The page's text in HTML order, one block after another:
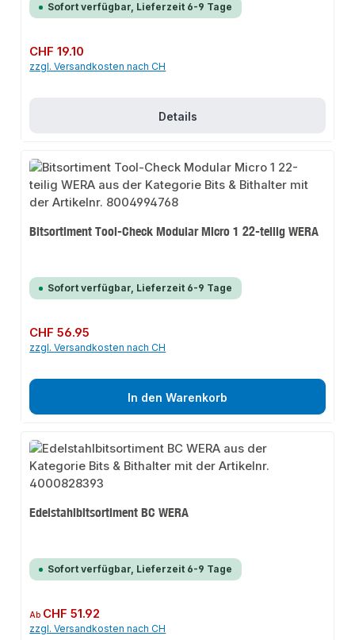
Sofort verfügbar, Lieferzeit 6-9 Tage
Regulärer Preis:
CHF 19.10
zzgl. Versandkosten nach CH
Details
Bitsortiment Tool-Check Modular Micro 1 22-teilig WERA
Sofort verfügbar, Lieferzeit 6-9 Tage
Regulärer Preis:
CHF 56.95
zzgl. Versandkosten nach CH
In den Warenkorb
Edelstahlbitsortiment BC WERA
Sofort verfügbar, Lieferzeit 6-9 Tage
Regulärer Preis:
Ab CHF 51.92
zzgl. Versandkosten nach CH